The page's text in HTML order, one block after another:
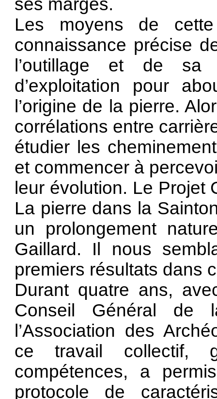
ses marges.
Les moyens de
connaissance précise
l’outillage et de sa
d’exploitation pour
l’origine de la pierre.
corrélations entre
étudier les
et commencer à
leur évolution. Le Projet
La pierre dans la
un prolongement
Gaillard. Il nous
premiers résultats dans
Durant quatre ans,
Conseil Général de
l’Association des
ce travail collectif,
compétences, a
protocole de